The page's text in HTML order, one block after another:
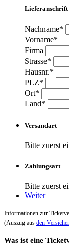
Lieferanschrift
Nachname*
Vorname*
Firma
Strasse*
Hausnr.*
PLZ*
Ort*
Land*
Versandart
Bitte zuerst
Zahlungsart
Bitte zuerst
Weiter
Informationen zur
(Auszug aus den
Was ist eine